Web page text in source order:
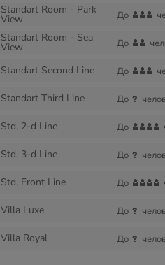
Standart Room - Park
View До
Standart Room - Sea
View До
Standart Second Line До
Standart Third Line До
Std, 2-d Line До
Std, 3-d Line До
Std, Front Line До
Villa Luxe До
Villa Royal До